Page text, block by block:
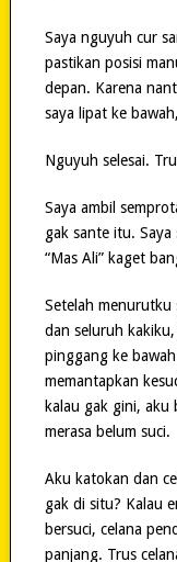
Saya nguyuh cur
pastikan posisi
depan. Karena
saya lipat ke
Nguyuh selesai.
Saya ambil
gak sante itu.
“Mas Ali” kaget
Setelah menurutku
dan seluruh
pinggang ke
memantapkan
kalau gak gini, aku
merasa belum suci.
Aku katokan dan
gak di situ? Kalau
bersuci, celana
panjang. Trus